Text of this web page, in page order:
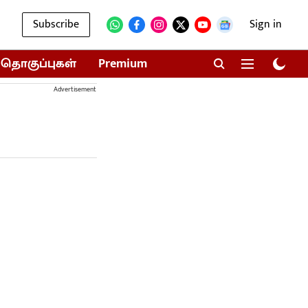
Subscribe Sign in
தொகுப்புகள் Premium
Advertisement